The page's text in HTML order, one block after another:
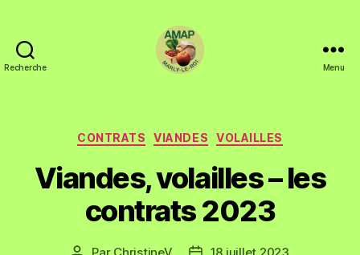
Recherche Menu
CONTRATS VIANDES VOLAILLES
Viandes, volailles – les
contrats 2023
Par ChristineV
18 juillet 2023